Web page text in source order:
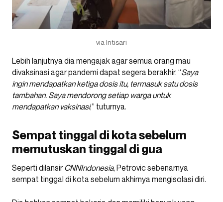
via Intisari
Lebih lanjutnya dia mengajak agar semua orang mau
divaksinasi agar pandemi dapat segera berakhir. “Saya
ingin mendapatkan ketiga dosis itu, termasuk satu dosis
tambahan. Saya mendorong setiap warga untuk
mendapatkan vaksinasi,” tuturnya.
Sempat tinggal di kota sebelum
memutuskan tinggal di gua
Seperti dilansir CNNIndonesia, Petrovic sebenarnya
sempat tinggal di kota sebelum akhirnya mengisolasi diri.